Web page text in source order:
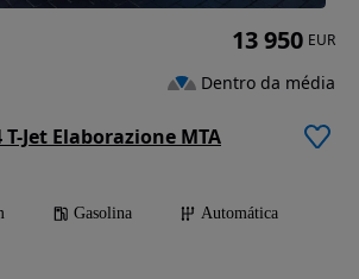
Jet Elaborazione MTA
Gasolina
Automática
13 950 EUR
Dentro da média